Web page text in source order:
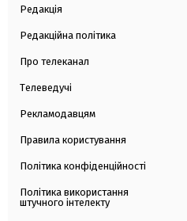
Редакція
Редакційна політика
Про телеканал
Телеведучі
Рекламодавцям
Правила користування
Політика конфіденційності
Політика використання
штучного інтелекту